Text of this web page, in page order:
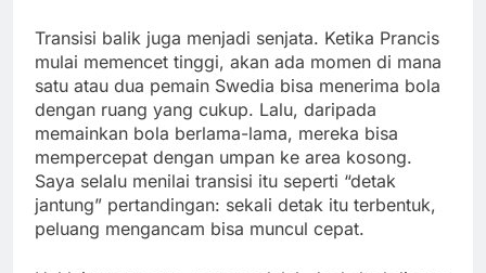
Transisi balik juga menjadi senjata. Ketika Prancis
mulai memencet tinggi, akan ada momen di mana
satu atau dua pemain Swedia bisa menerima bola
dengan ruang yang cukup. Lalu, daripada
memainkan bola berlama-lama, mereka bisa
mempercepat dengan umpan ke area kosong.
Saya selalu menilai transisi itu seperti “detak
jantung” pertandingan: sekali detak itu terbentuk,
peluang mengancam bisa muncul cepat.